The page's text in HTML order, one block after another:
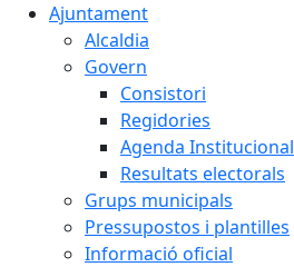
Ajuntament
Alcaldia
Govern
Consistori
Regidories
Agenda Institucional
Resultats electorals
Grups municipals
Pressupostos i plantilles
Informació oficial